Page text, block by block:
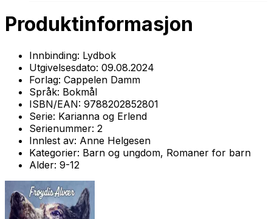
Produktinformasjon
Innbinding: Lydbok
Utgivelsesdato: 09.08.2024
Forlag: Cappelen Damm
Språk: Bokmål
ISBN/EAN: 9788202852801
Serie: Karianna og Erlend
Serienummer: 2
Innlest av: Anne Helgesen
Kategorier: Barn og ungdom, Romaner for barn
Alder: 9-12